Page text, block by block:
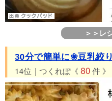
＞＞レ
30分で簡単に❀豆乳絞
14位｜つくれぽ《 80 件 》